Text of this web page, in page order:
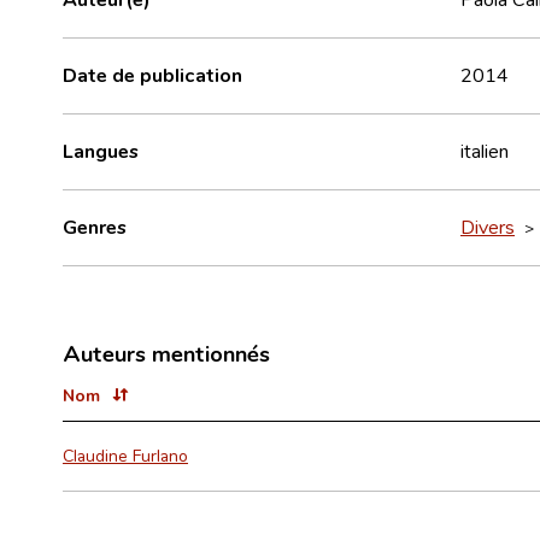
Date de publication 2014
Langues italien
Genres Divers >
Auteurs mentionnés
Nom
Claudine Furlano